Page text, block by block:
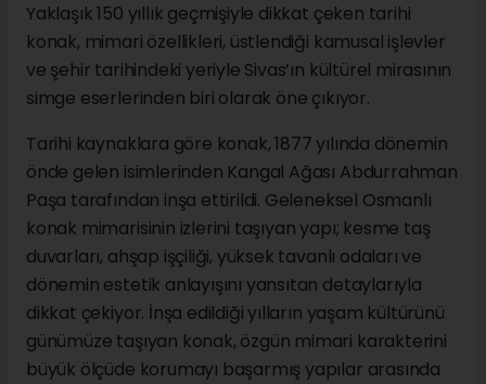
Yaklaşık 150 yıllık geçmişiyle dikkat çeken tarihi
konak, mimari özellikleri, üstlendiği kamusal işlevler
ve şehir tarihindeki yeriyle Sivas’ın kültürel mirasının
simge eserlerinden biri olarak öne çıkıyor.
Tarihi kaynaklara göre konak, 1877 yılında dönemin
önde gelen isimlerinden Kangal Ağası Abdurrahman
Paşa tarafından inşa ettirildi. Geleneksel Osmanlı
konak mimarisinin izlerini taşıyan yapı; kesme taş
duvarları, ahşap işçiliği, yüksek tavanlı odaları ve
dönemin estetik anlayışını yansıtan detaylarıyla
dikkat çekiyor. İnşa edildiği yılların yaşam kültürünü
günümüze taşıyan konak, özgün mimari karakterini
büyük ölçüde korumayı başarmış yapılar arasında